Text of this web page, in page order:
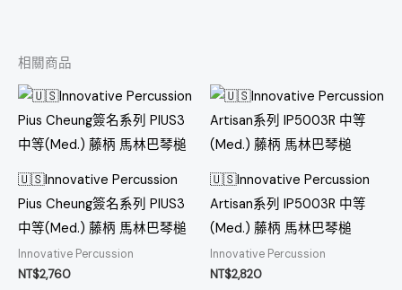
相關商品
🇺🇸Innovative Percussion
Pius Cheung簽名系列 PIUS3
中等(Med.) 藤柄 馬林巴琴槌
Innovative Percussion
NT$2,760
🇺🇸Innovative Percussion
Artisan系列 IP5003R 中等
(Med.) 藤柄 馬林巴琴槌
Innovative Percussion
NT$2,820